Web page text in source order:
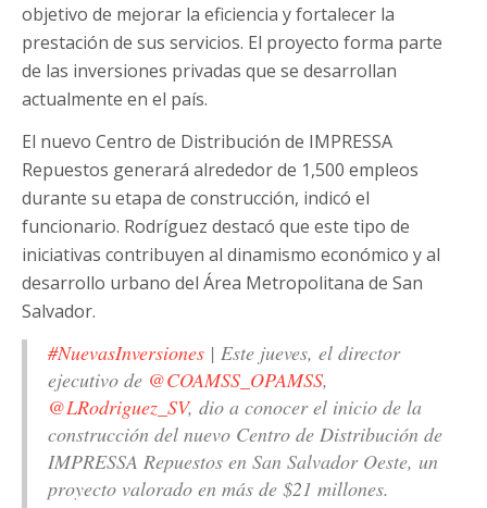
objetivo de mejorar la eficiencia y fortalecer la
prestación de sus servicios. El proyecto forma parte
de las inversiones privadas que se desarrollan
actualmente en el país.
El nuevo Centro de Distribución de IMPRESSA
Repuestos generará alrededor de 1,500 empleos
durante su etapa de construcción, indicó el
funcionario. Rodríguez destacó que este tipo de
iniciativas contribuyen al dinamismo económico y al
desarrollo urbano del Área Metropolitana de San
Salvador.
#NuevasInversiones | Este jueves, el director
ejecutivo de @COAMSS_OPAMSS,
@LRodriguez_SV, dio a conocer el inicio de la
construcción del nuevo Centro de Distribución de
IMPRESSA Repuestos en San Salvador Oeste, un
proyecto valorado en más de $21 millones.